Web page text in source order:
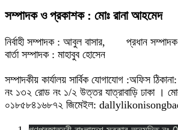
সম্পাদক ও প্রকাশক : মোঃ রানা আহমেদ
নির্বাহী সম্পাদক : আবুল বাসার, প্রধান
বার্তা সম্পাদক : মাহাবুব হোসেন
সম্পাদকীয় কার্যালয় সার্বিক যোগাযোগ :অফিস
নং ১৩২ রোড নং ১/২ উত্তর যাত্রাবাড়ি ঢাকা ।
০১৮৫৮৪১৬৮৭২ জিমেইল: